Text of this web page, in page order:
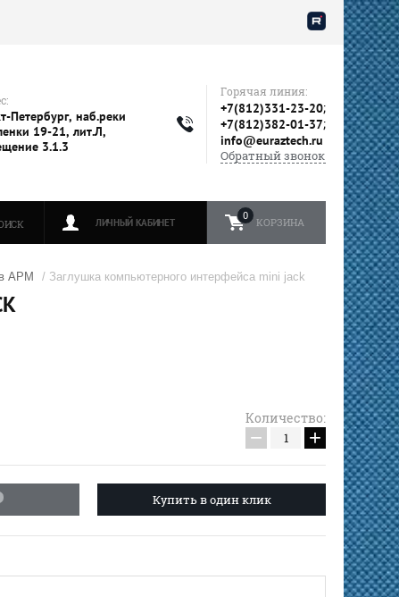
Петербург, наб.реки
19-21, лит.Л,
3.1.3
Горячая линия:
+7(812)331-23-20;
+7(812)382-01-37;
info@euraztech.ru
Обратный звонок
КОРЗИНА
0
ЛИЧНЫЙ КАБИНЕТ
АРМ / Заглушка компьютерного интерфейса mini jack
Количество:
− +
Купить в один клик